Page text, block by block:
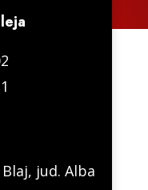
jud. Alba